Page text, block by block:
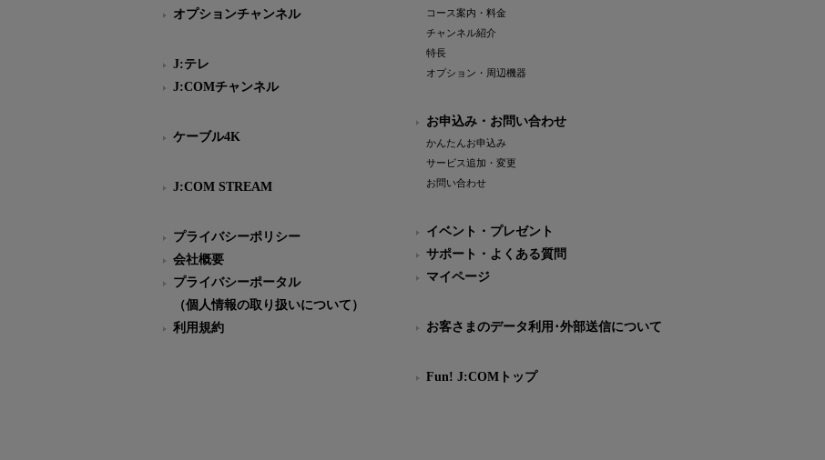
オプションチャンネル
J:テレ
J:COMチャンネル
ケーブル4K
J:COM STREAM
プライバシーポリシー
会社概要
プライバシーポータル
（個人情報の取り扱いについて）
利用規約
コース案内・料金
チャンネル紹介
特長
オプション・周辺機器
お申込み・お問い合わせ
かんたんお申込み
サービス追加・変更
お問い合わせ
イベント・プレゼント
サポート・よくある質問
マイページ
お客さまのデータ利用･外部送信について
Fun! J:COMトップ